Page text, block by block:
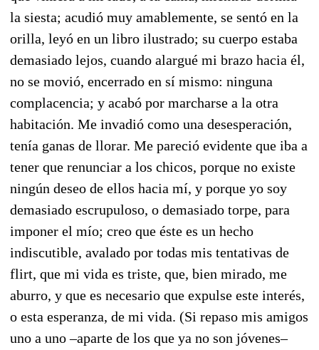
la siesta; acudió muy amablemente, se sentó en la
orilla, leyó en un libro ilustrado; su cuerpo estaba
demasiado lejos, cuando alargué mi brazo hacia él,
no se movió, encerrado en sí mismo: ninguna
complacencia; y acabó por marcharse a la otra
habitación. Me invadió como una desesperación,
tenía ganas de llorar. Me pareció evidente que iba a
tener que renunciar a los chicos, porque no existe
ningún deseo de ellos hacia mí, y porque yo soy
demasiado escrupuloso, o demasiado torpe, para
imponer el mío; creo que éste es un hecho
indiscutible, avalado por todas mis tentativas de
flirt, que mi vida es triste, que, bien mirado, me
aburro, y que es necesario que expulse este interés,
o esta esperanza, de mi vida. (Si repaso mis amigos
uno a uno –aparte de los que ya no son jóvenes–